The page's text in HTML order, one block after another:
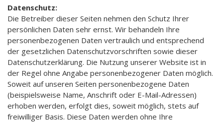
Datenschutz:
Die Betreiber dieser Seiten nehmen den Schutz Ihrer
persönlichen Daten sehr ernst. Wir behandeln Ihre
personenbezogenen Daten vertraulich und entsprechend
der gesetzlichen Datenschutzvorschriften sowie dieser
Datenschutzerklärung. Die Nutzung unserer Website ist in
der Regel ohne Angabe personenbezogener Daten möglich.
Soweit auf unseren Seiten personenbezogene Daten
(beispielsweise Name, Anschrift oder E-Mail-Adressen)
erhoben werden, erfolgt dies, soweit möglich, stets auf
freiwilliger Basis. Diese Daten werden ohne Ihre